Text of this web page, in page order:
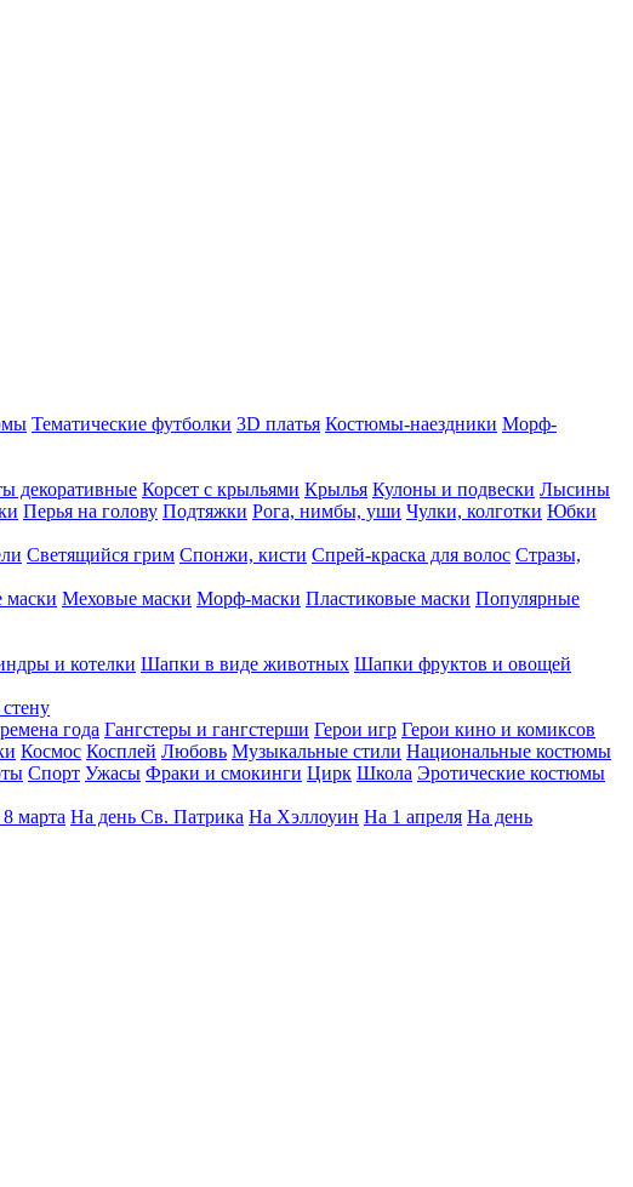
Тематические футболки 3D платья Костюмы-наездники Морф-
декоративные Корсет с крыльями Крылья Кулоны и подвески Лысины
Перья на голову Подтяжки Рога, нимбы, уши Чулки, колготки Юбки
Светящийся грим Спонжи, кисти Спрей-краска для волос Стразы,
маски Меховые маски Морф-маски Пластиковые маски Популярные
и котелки Шапки в виде животных Шапки фруктов и овощей
года Гангстеры и гангстерши Герои игр Герои кино и комиксов
Космос Косплей Любовь Музыкальные стили Национальные костюмы
Спорт Ужасы Фраки и смокинги Цирк Школа Эротические костюмы
марта На день Св. Патрика На Хэллоуин На 1 апреля На день